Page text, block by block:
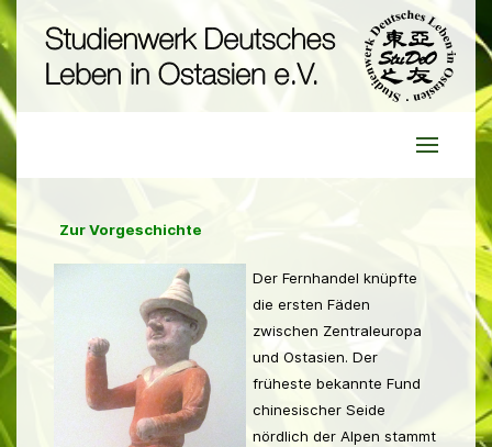
Zur Vorgeschichte
Der Fernhandel knüpfte
die ersten Fäden
zwischen Zentraleuropa
und Ostasien. Der
früheste bekannte Fund
chinesischer Seide
nördlich der Alpen stammt